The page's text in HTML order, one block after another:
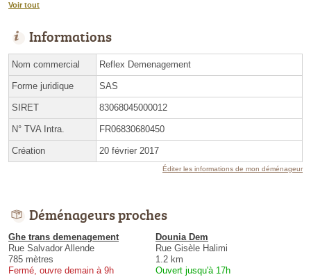
Voir tout
Informations
Nom commercial Reflex Demenagement
Forme juridique SAS
SIRET 83068045000012
N° TVA Intra. FR06830680450
Création 20 février 2017
Éditer les informations de mon déménageur
Déménageurs proches
Ghe trans demenagement
Rue Salvador Allende
785 mètres
Fermé, ouvre demain à 9h
Dounia Dem
Rue Gisèle Halimi
1.2 km
Ouvert jusqu'à 17h